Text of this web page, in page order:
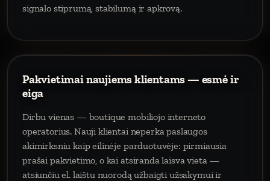
signalo stiprumą, stabilumą ir apkrovą.
Pakvietimai naujiems klientams — esmė ir
eiga
Dirbu vienas — boutique mobiliojo interneto
operatorius. Nauji klientai neperka paslaugos
akimirksniu kaip eilinėje parduotuvėje: pirmiausia
prašai pakvietimo, o kai atsiranda laisva vieta —
atsiunčiu el. laištu nuorodą užbaigti užsakymui ir